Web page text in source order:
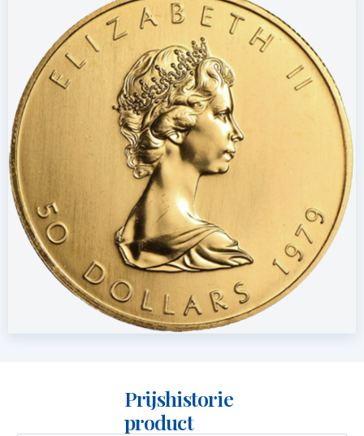
Prijshistorie
product